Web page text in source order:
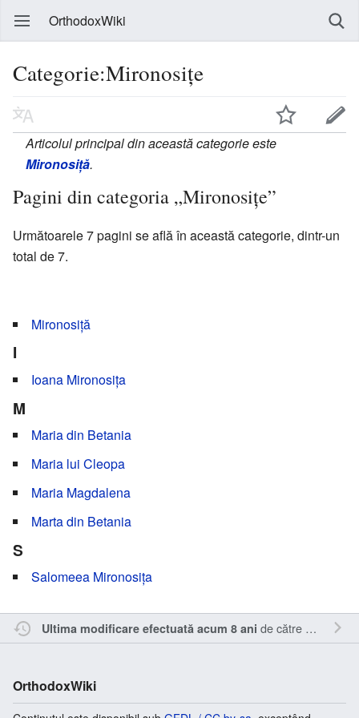
OrthodoxWiki
Categorie:Mironosițe
Articolul principal din această categorie este
Mironosiță.
Pagini din categoria „Mironosițe”
Următoarele 7 pagini se află în această categorie, dintr-un
total de 7.
Mironosiță
I
Ioana Mironosița
M
Maria din Betania
Maria lui Cleopa
Maria Magdalena
Marta din Betania
S
Salomeea Mironosița
Ultima modificare efectuată acum 8 ani de către Sîmbotin
OrthodoxWiki